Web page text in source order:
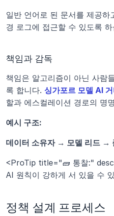
일반 언어로 된 문서를 제공
경 로그에 접근할 수 있도록 하
책임과 감독
책임은 알고리즘이 아닌 사람
록 합니다. 싱가포르 모델 AI
할과 에스컬레이션 경로의 명
예시 구조:
데이터 소유자 → 모델 리드 →
<ProTip title="🧱 통찰:"
AI 원칙이 강하게 서 있을 수
정책 설계 프로세스